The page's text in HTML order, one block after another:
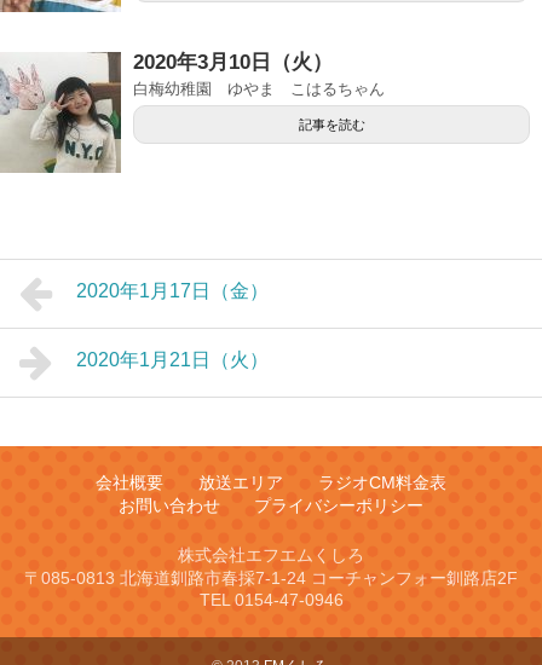
2020年3月10日（火）
白梅幼稚園 ゆやま こはるちゃん
記事を読む
2020年1月17日（金）
2020年1月21日（火）
会社概要 放送エリア
ラジオCM料金表
お問い合わせ
プライバシーポリシー
株式会社エフエムくしろ
〒085-0813 北海道釧路市春採7-1-24 コーチャンフォー釧路店2F
TEL 0154-47-0946